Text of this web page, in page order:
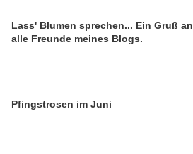
Lass' Blumen sprechen... Ein Gruß an
alle Freunde meines Blogs.
Pfingstrosen im Juni